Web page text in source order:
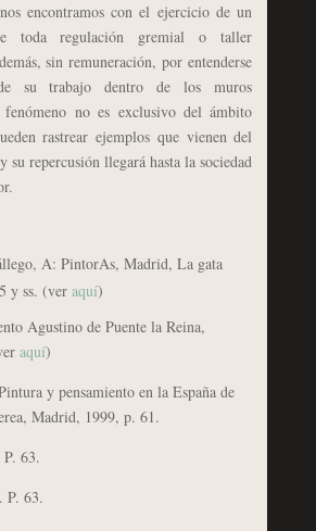
encontramos con el ejercicio de un
toda regulación gremial o taller
sin remuneración, por entenderse
su trabajo dentro de los muros
fenómeno no es exclusivo del ámbito
rastrear ejemplos que vienen del
su repercusión llegará hasta la sociedad
A: PintorAs, Madrid, La gata
y ss. (ver aquí)
Agustino de Puente la Reina,
aquí)
y pensamiento en la España de
Madrid, 1999, p. 61.
63.
P. 63.